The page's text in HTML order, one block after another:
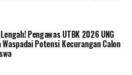
pada SNPMB 2026
Mengenai kuota,
pemahaman
Pengawas UTBK 2026 UNG
Potensi Kecurangan Calon